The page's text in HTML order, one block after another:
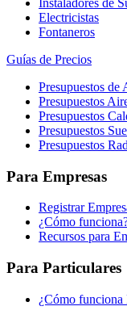
Instaladores de
Electricistas
Fontaneros
Guías de Precios
Presupuestos de
Presupuestos
Presupuestos
Presupuestos
Presupuestos
Para Empresas
Registrar
¿Cómo
Recursos para
Para Particulares
¿Cómo